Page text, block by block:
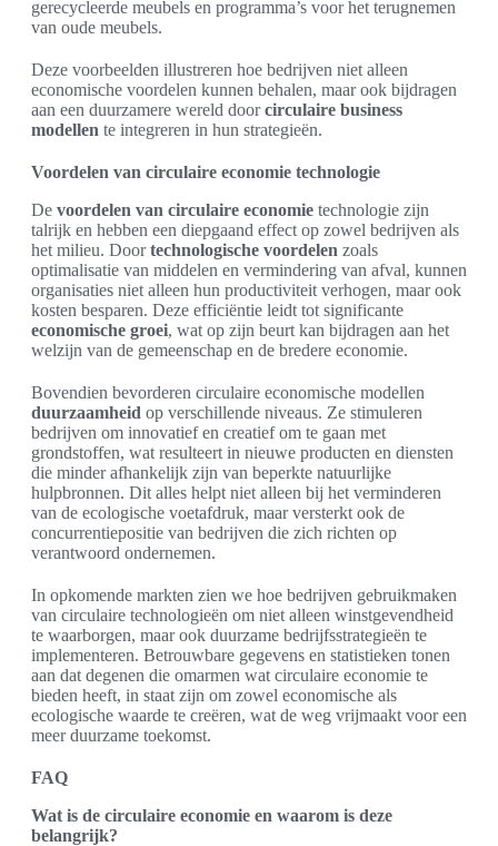
gerecycleerde meubels en programma’s voor het terugnemen
van oude meubels.
Deze voorbeelden illustreren hoe bedrijven niet alleen
economische voordelen kunnen behalen, maar ook bijdragen
aan een duurzamere wereld doorcirculaire business
modellen te integreren in hun strategieën.
Voordelen van circulaire economie technologie
De voordelen van circulaire economie technologie zijn
talrijk en hebben een diepgaand effect op zowel bedrijven als
het milieu. Doortechnologische voordelen zoals
optimalisatie van middelen en vermindering van afval, kunnen
organisaties niet alleen hun productiviteit verhogen, maar ook
kosten besparen. Deze efficiëntie leidt tot significante
economische groei, wat op zijn beurt kan bijdragen aan het
welzijn van de gemeenschap en de bredere economie.
Bovendien bevorderen circulaire economische modellen
duurzaamheid op verschillende niveaus. Ze stimuleren
bedrijven om innovatief en creatief om te gaan met
grondstoffen, wat resulteert in nieuwe producten en diensten
die minder afhankelijk zijn van beperkte natuurlijke
hulpbronnen. Dit alles helpt niet alleen bij het verminderen
van de ecologische voetafdruk, maar versterkt ook de
concurrentiepositie van bedrijven die zich richten op
verantwoord ondernemen.
In opkomende markten zien we hoe bedrijven gebruikmaken
van circulaire technologieën om niet alleen winstgevendheid
te waarborgen, maar ook duurzame bedrijfsstrategieën te
implementeren. Betrouwbare gegevens en statistieken tonen
aan dat degenen die omarmen wat circulaire economie te
bieden heeft, in staat zijn om zowel economische als
ecologische waarde te creëren, wat de weg vrijmaakt voor een
meer duurzame toekomst.
FAQ
Wat is de circulaire economie en waarom is deze
belangrijk?